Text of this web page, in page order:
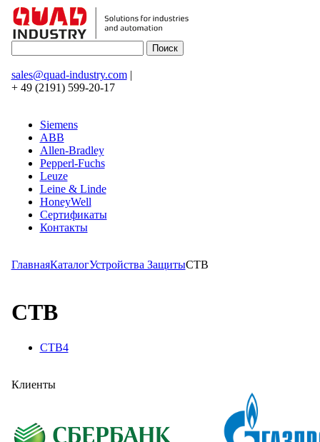
sales@quad-industry.com|
+ 49 (2191) 599-20-17
Siemens
ABB
Allen-Bradley
Pepperl-Fuchs
Leuze
Leine & Linde
HoneyWell
Сертификаты
Контакты
ГлавнаяКаталогУстройства ЗащитыCTB
CTB
CTB4
Клиенты